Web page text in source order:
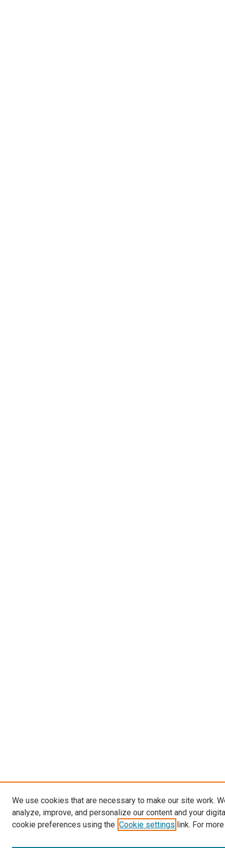
We use cookies that are necessary to make our site work.
analyze, improve, and personalize our content and your
cookie preferences using the Cookie settings link. For